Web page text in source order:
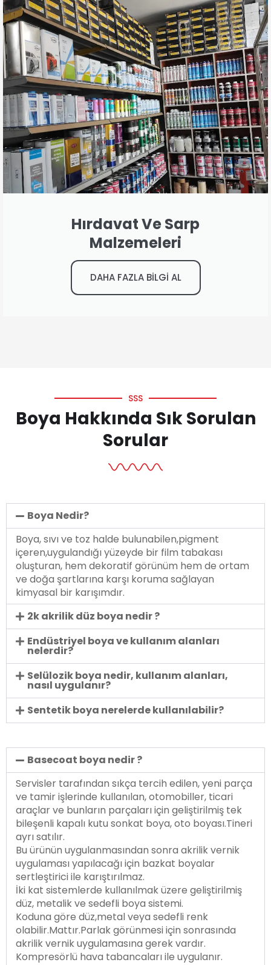
Hırdavat Ve Sarp
Malzemeleri
DAHA FAZLA BİLGİ AL
SSS
Boya Hakkında Sık Sorulan
Sorular
Boya Nedir?
Boya, sıvı ve toz halde bulunabilen,pigment
içeren,uygulandığı yüzeyde bir film tabakası
oluşturan, hem dekoratif görünüm hem de ortam
ve doğa şartlarına karşı koruma sağlayan
kimyasal bir karışımdır.
2k akrilik düz boya nedir ?
Endüstriyel boya ve kullanım alanları
nelerdir?
Selülozik boya nedir, kullanım alanları,
nasıl uygulanır?
Sentetik boya nerelerde kullanılabilir?
Basecoat boya nedir ?
Servisler tarafından sıkça tercih edilen, yeni parça
ve tamir işlerinde kullanılan, otomobiller, ticari
araçlar ve bunların parçaları için geliştirilmiş tek
bileşenli kapalı kutu sonkat boya, oto boyası.Tineri
ayrı satılır.
Bu ürünün uygulanmasından sonra akrilik vernik
uygulaması yapılacağı için bazkat boyalar
sertleştirici ile karıştırılmaz.
İki kat sistemlerde kullanılmak üzere geliştirilmiş
düz, metalik ve sedefli boya sistemi.
Koduna göre düz,metal veya sedefli renk
olabilir.Mattır.Parlak görünmesi için sonrasında
akrilik vernik uygulamasına gerek vardır.
Kompresörlü hava tabancaları ile uygulanır.